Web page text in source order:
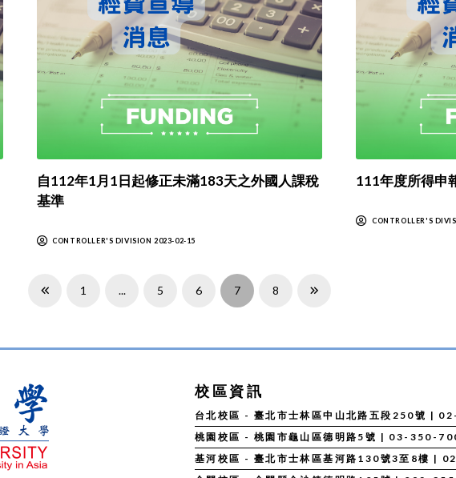
自112年1月1日起修正未滿183天之外國人課稅
基準
CONTROLLER'S DIVISION 2023-02-15
111年度所得申
CONTROLLER'S
Prev 1 ... 5 6 7 8 Next
校區資訊
台北校區 - 臺北市士林區中山北路五段250號 |
桃園校區 - 桃園市龜山區德明路5號 | 03-350-
基河校區 - 臺北市士林區基河路130號3至8樓 |